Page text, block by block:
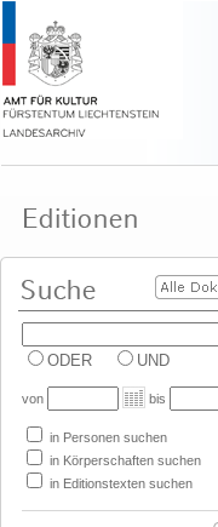
ODER UND
von bis
in Personen suchen
in Körperschaften suchen
in Editionstexten suchen